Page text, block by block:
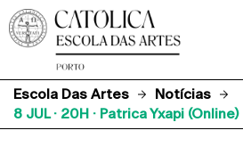
Escola Das Artes
Notícias
8 JUL · 20H · Patrica Yxapi (Online)